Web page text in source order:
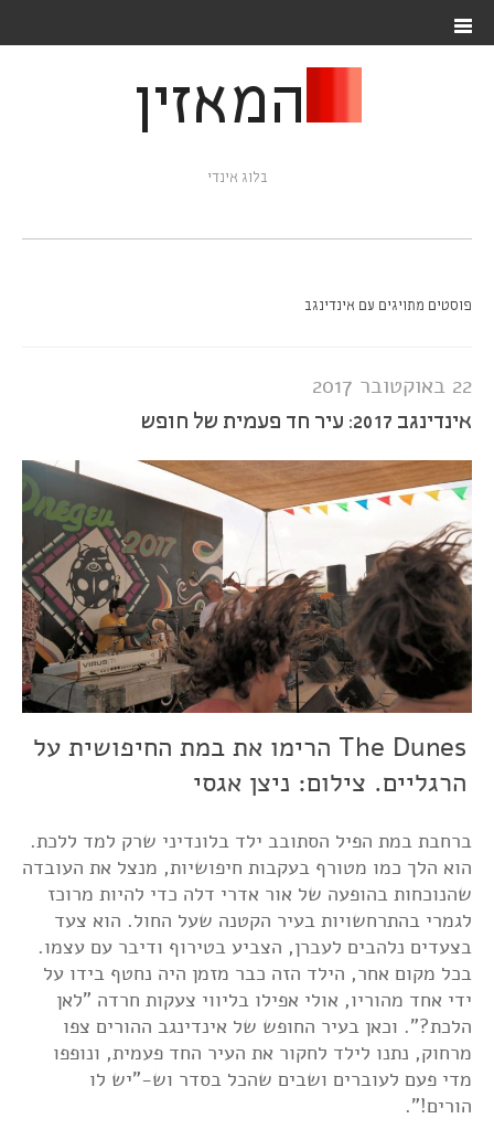
המאזין
בלוג אינדי
פוסטים מתויגים עם אינדינגב
22 באוקטובר 2017
אינדינגב 2017: עיר חד פעמית של חופש
The Dunes הרימו את במת החיפושית על
הרגליים. צילום: ניצן אגסי
ברחבת במת הפיל הסתובב ילד בלונדיני שרק למד ללכת.
הוא הלך כמו מטורף בעקבות חיפושיות, מנצל את העובדה
שהנוכחות בהופעה של אור אדרי דלה כדי להיות מרוכז
לגמרי בהתרחשויות בעיר הקטנה שעל החול. הוא צעד
בצעדים נלהבים לעברן, הצביע בטירוף ודיבר עם עצמו.
בכל מקום אחר, הילד הזה כבר מזמן היה נחטף בידו על
ידי אחד מהוריו, אולי אפילו בליווי צעקות חרדה "לאן
הלכת?". וכאן בעיר החופש של אינדינגב ההורים צפו
מרחוק, נתנו לילד לחקור את העיר החד פעמית, ונופפו
מדי פעם לעוברים ושבים שהכל בסדר וש-"יש לו
הורים!".